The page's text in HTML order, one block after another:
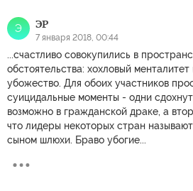
Э ЭР
7 января 2018, 00:44
...счастливо совокупились в
обстоятельства: хохловый
убожество. Для обоих участников
суицидальные моменты - одни
возможно в гражданской драке, а
что лидеры некоторых стран
сыном шлюхи. Браво убогие...